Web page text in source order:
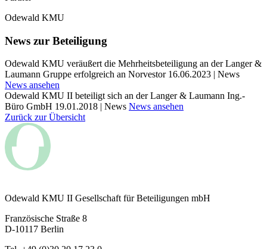
Odewald KMU
News zur Beteiligung
Odewald KMU veräußert die Mehrheitsbeteiligung an der Langer &
Laumann Gruppe erfolgreich an Norvestor 16.06.2023 | News
News ansehen
Odewald KMU II beteiligt sich an der Langer & Laumann Ing.-
Büro GmbH 19.01.2018 | News News ansehen
Zurück zur Übersicht
Odewald KMU II Gesellschaft für Beteiligungen mbH
Französische Straße 8
D-10117 Berlin